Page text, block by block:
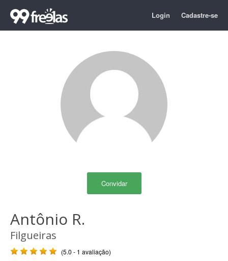
Login Cadastre-se
Convidar
Antônio R.
Filgueiras
(5.0 - 1 avaliação)